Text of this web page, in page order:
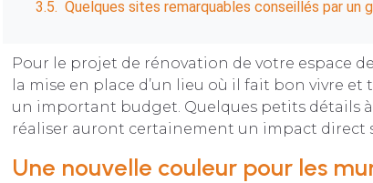
Quelques sites remarquables conseillés par un
Pour le projet de rénovation de votre espace
la mise en place d’un lieu où il fait bon vivre et
un important budget. Quelques petits détails
réaliser auront certainement un impact direct
Une nouvelle couleur pour les